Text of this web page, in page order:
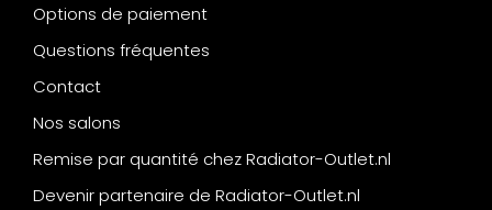
Options de paiement
Questions fréquentes
Contact
Nos salons
Remise par quantité chez Radiator-Outlet.nl
Devenir partenaire de Radiator-Outlet.nl